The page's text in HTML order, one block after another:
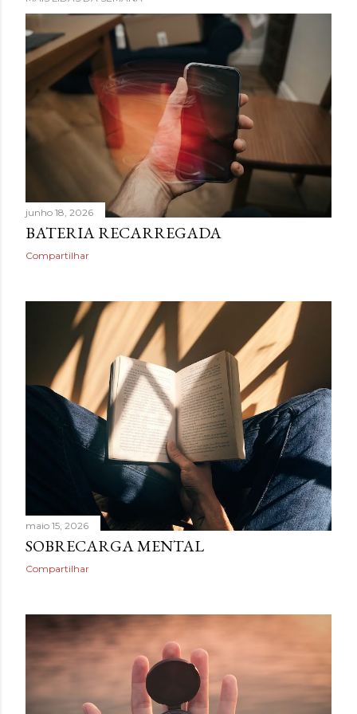
junho 18, 2026
BATERIA RECARREGADA
Compartilhar
maio 15, 2026
SOBRECARGA MENTAL
Compartilhar